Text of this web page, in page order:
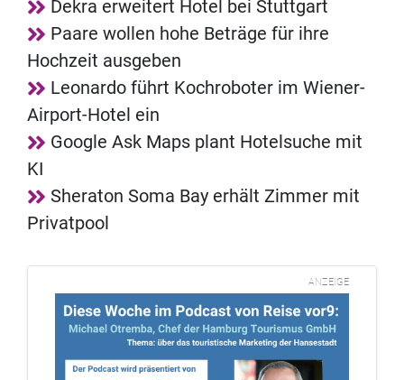
Dekra erweitert Hotel bei Stuttgart
Paare wollen hohe Beträge für ihre
Hochzeit ausgeben
Leonardo führt Kochroboter im Wiener-
Airport-Hotel ein
Google Ask Maps plant Hotelsuche mit
KI
Sheraton Soma Bay erhält Zimmer mit
Privatpool
ANZEIGE